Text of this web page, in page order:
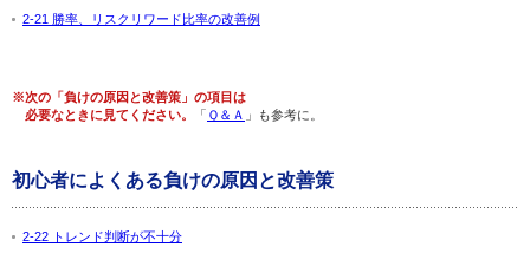
2-21 勝率、リスクリワード比率の改善例
※次の「負けの原因と改善策」の項目は
必要なときに見てください。
「 Ｑ＆Ａ 」も参考に。
初心者によくある負けの原因と改善策
2-22 トレンド判断が不十分